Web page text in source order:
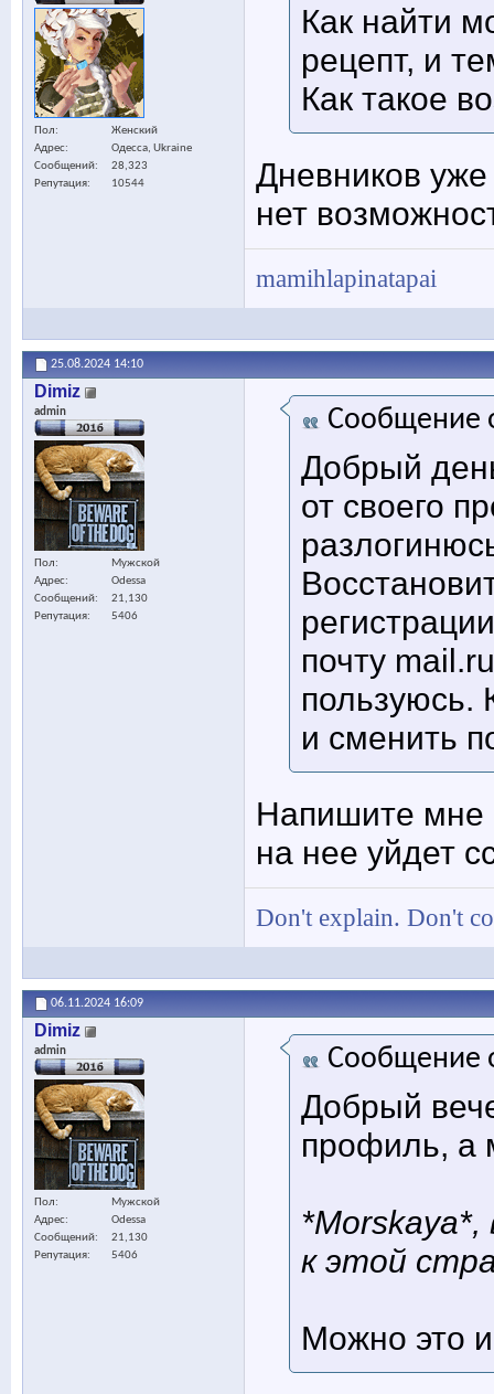
Пол
Женский
Адрес
Одесса, Ukraine
Сообщений
28,323
Репутация
10544
Как найти
рецепт, и
Как такое
Дневников уже
нет
mamihlapinatapai
25.08.2024 14:10
Dimiz
admin
Пол
Мужской
Адрес
Odessa
Сообщений
21,130
Репутация
5406
Сообщение
Добрый
от своего
почту
пользуюсь.
и сменить
Напишите мне
на нее уйдет
Don't explain. Don't
06.11.2024 16:09
Dimiz
admin
Пол
Мужской
Адрес
Odessa
Сообщений
21,130
Репутация
5406
Сообщение
Добрый
профиль, а
к этой
Можно это